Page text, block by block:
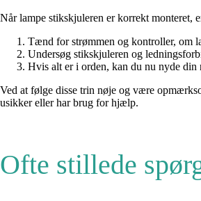
Når lampe stikskjuleren er korrekt monteret,
Tænd for strømmen og kontroller, om
Undersøg stikskjuleren og
Hvis alt er i orden, kan du nu nyde
Ved at følge disse trin nøje og være
usikker eller har brug for hjælp.
Ofte stillede